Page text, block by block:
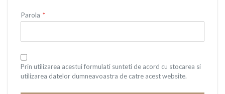
Parola
Prin utilizarea acestui formulati sunteti de acord cu stocarea si
utilizarea datelor dumneavoastra de catre acest website.